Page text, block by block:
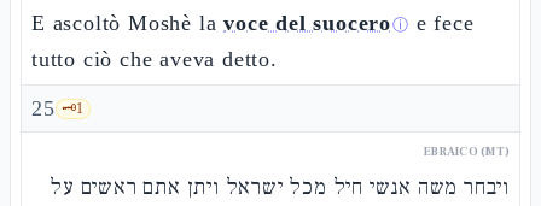
E ascoltò Moshè lavoce del suoceroⓘ e fece
tutto ciò che aveva detto.
25 🗝️1
EBRAICO (MT)
ויבחר משה אנשי חיל מכל ישראל ויתן אתם ראשים על